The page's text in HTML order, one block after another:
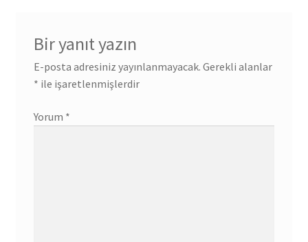
Bir yanıt yazın
E-posta adresiniz yayınlanmayacak. Gerekli alanlar
* ile işaretlenmişlerdir
Yorum *